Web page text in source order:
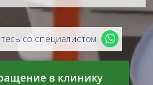
со специалистом
в клинику